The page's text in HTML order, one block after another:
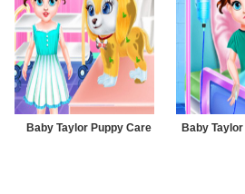
Baby Taylor Puppy Care Baby